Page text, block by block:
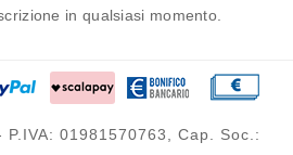
in qualsiasi momento.
01981570763, Cap. Soc.: